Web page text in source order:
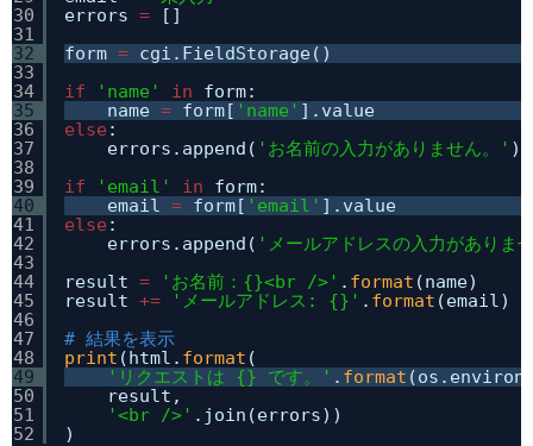
30
31
32
33
34
35
36
37
38
39
40
41
42
43
44
45
46
47
48
49
50
51
52
errors =
[]
form = cgi.FieldStorage()
if
'name' in
form:
name = form[ 'name' ].value
else :
errors.append( 'お名前の入力がありません。' )
if
'email' in
form:
email = form[ 'email' ].value
else :
errors.append( 'メールアドレスの入力がありま
result = 'お名前：{}<br />' . format (name)
result += 'メールアドレス: {}' . format (email)
# 結果を表示
print (html. format (
'リクエストは {} です。' . format
result,
'<br />' .join(errors))
)